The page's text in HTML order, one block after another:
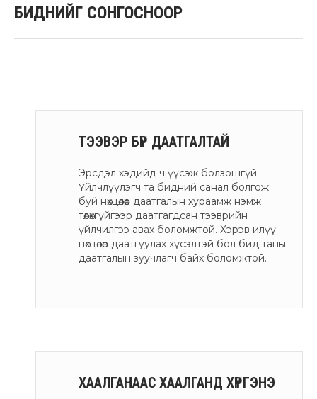
БИДНИЙГ СОНГОСНООР
ТЭЭВЭР БҮР ДААТГАЛТАЙ
Эрсдэл хэдийд ч үүсэж болзошгүй.
Үйлчлүүлэгч та бидний санал болгож
буй нөхцөлөөр даатгалын хураамж нэмж
төлөхгүйгээр даатгагдсан тээврийн
үйлчилгээ авах боломжтой. Хэрэв илүү
нөхцөлөөр даатгуулах хүсэлтэй бол бид таны
даатгалын зуучлагч байх боломжтой.
ХААЛГАНААС ХААЛГАНД ХҮРГЭНЭ